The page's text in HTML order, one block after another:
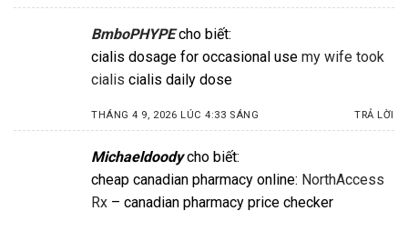
BmboPHYPE cho biết:
cialis dosage for occasional use my wife took
cialis cialis daily dose
THÁNG 4 9, 2026 LÚC 4:33 SÁNG TRẢ LỜI
Michaeldoody cho biết:
cheap canadian pharmacy online: NorthAccess
Rx – canadian pharmacy price checker